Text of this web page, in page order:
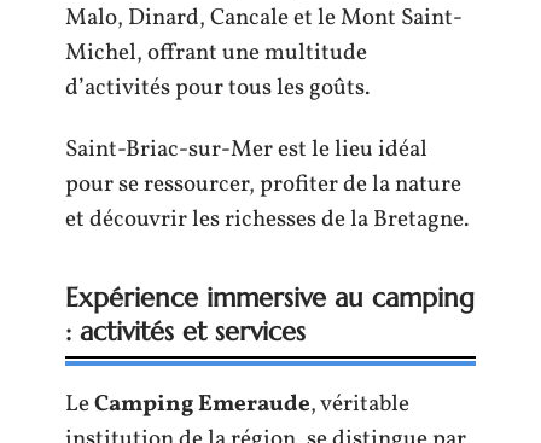
Malo, Dinard, Cancale et le Mont Saint-
Michel, offrant une multitude
d’activités pour tous les goûts.
Saint-Briac-sur-Mer est le lieu idéal
pour se ressourcer, profiter de la nature
et découvrir les richesses de la Bretagne.
Expérience immersive au camping
: activités et services
LeCamping Emeraude, véritable